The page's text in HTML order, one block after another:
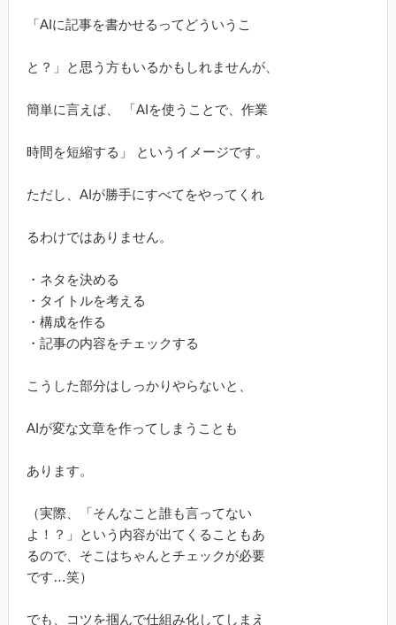
「AIに記事を書かせるってどういうこ
と？」と思う方もいるかもしれませんが、
簡単に言えば、 「AIを使うことで、作業
時間を短縮する」 というイメージです。
ただし、AIが勝手にすべてをやってくれ
るわけではありません。
・ネタを決める
・タイトルを考える
・構成を作る
・記事の内容をチェックする
こうした部分はしっかりやらないと、
AIが変な文章を作ってしまうことも
あります。
（実際、「そんなこと誰も言ってない
よ！？」という内容が出てくることもあ
るので、そこはちゃんとチェックが必要
です…笑）
でも、コツを掴んで仕組み化してしまえ